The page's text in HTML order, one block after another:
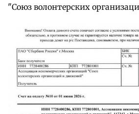
"Союз волонтерских